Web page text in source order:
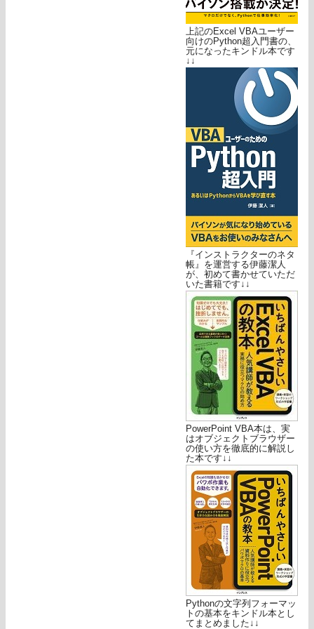
上記のExcel VBAユーザー
向けのPython超入門書の、
元になったキンドル本です
↓↓
『インストラクターのネタ
帳』を運営する伊藤潔人
が、初めて書かせていただ
いた書籍です↓↓
PowerPoint VBA本は、実
はオブジェクトブラウザー
の使い方を徹底的に解説し
た本です↓↓
Pythonの文字列フォーマッ
トの基本をキンドル本とし
てまとめました↓↓